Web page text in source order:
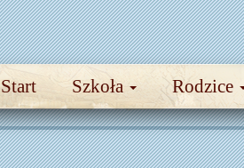
Start Szkoła Rodzice